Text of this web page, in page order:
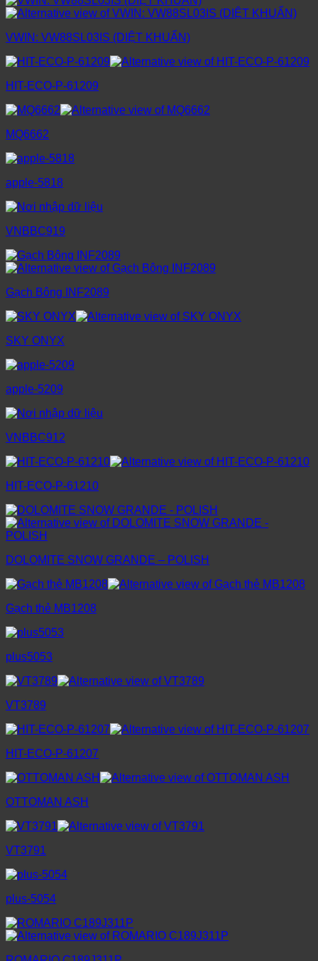
VWIN: VW88SL03IS (DIỆT KHUẨN)
HIT-ECO-P-61209
MQ6662
apple-5818
VNBBC919
Gạch Bông INF2089
SKY ONYX
apple-5209
VNBBC912
HIT-ECO-P-61210
DOLOMITE SNOW GRANDE – POLISH
Gạch thẻ MB1208
plus5053
VT3789
HIT-ECO-P-61207
OTTOMAN ASH
VT3791
plus-5054